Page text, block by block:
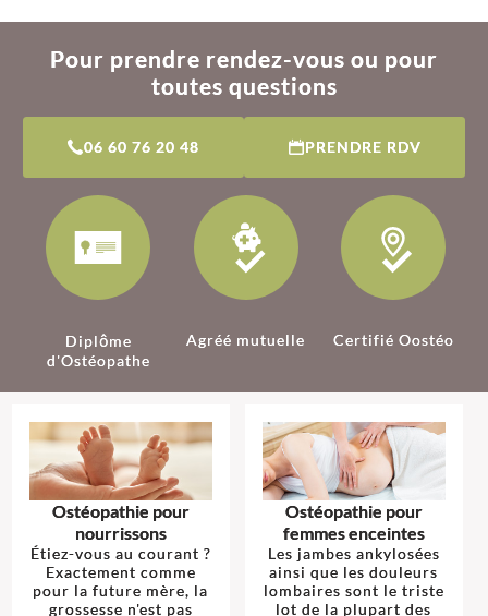
Pour prendre rendez-vous ou pour
toutes questions
06 60 76 20 48 PRENDRE RDV
Diplôme
d'Ostéopathe
Agréé mutuelle Certifié Oostéo
Ostéopathie pour
nourrissons
Étiez-vous au courant ?
Exactement comme
pour la future mère, la
grossesse n'est pas
Ostéopathie pour
femmes enceintes
Les jambes ankylosées
ainsi que les douleurs
lombaires sont le triste
lot de la plupart des